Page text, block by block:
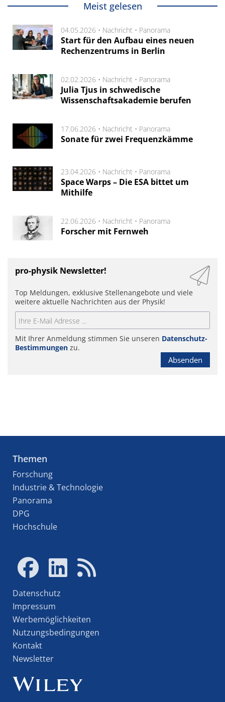
Meist gelesen
04.05.2026 • Nachricht • Panorama
Start für den Aufbau eines neuen
Rechenzentrums in Berlin
02.02.2026 • Nachricht • Panorama
Julia Tjus in schwedische
Wissenschaftsakademie berufen
17.06.2026 • Nachricht • Panorama
Sonate für zwei Frequenzkämme
23.04.2026 • Nachricht • Panorama
Space Warps – Die ESA bittet um
Mithilfe
22.06.2026 • Nachricht • Panorama
Forscher mit Fernweh
pro-physik Newsletter!
Top Meldungen, exklusive Stellenangebote und viele
weitere aktuelle Nachrichten aus der Physik!
Mit Ihrer Anmeldung stimmen Sie unseren Datenschutz-
Bestimmungen zu.
Absenden
Themen
Forschung
Industrie & Technologie
Panorama
DPG
Hochschule
Datenschutz
Impressum
Werbemöglichkeiten
Nutzungsbedingungen
Kontakt
Newsletter